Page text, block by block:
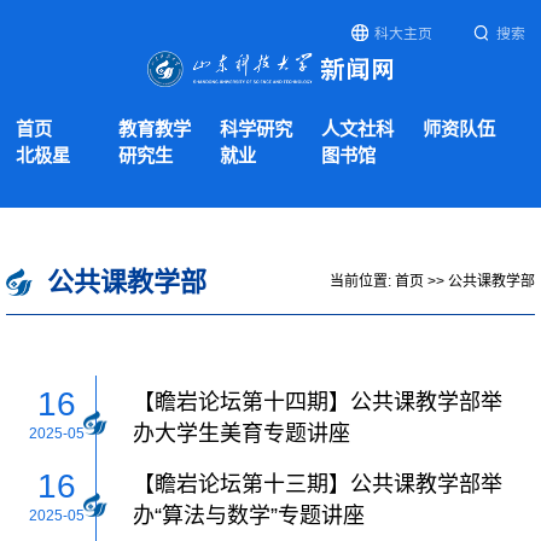
科大主页 搜索
首页 教育教学 科学研究 人文社科
师资队伍
北极星
研究生 就业 图书馆
公共课教学部 当前位置: 首页 >> 公共课教学部
16
2025-05
【瞻岩论坛第十四期】公共课教学部举
办大学生美育专题讲座
16
2025-05
【瞻岩论坛第十三期】公共课教学部举
办“算法与数学”专题讲座